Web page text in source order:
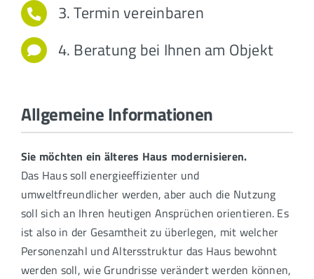
3. Termin vereinbaren
4. Beratung bei Ihnen am Objekt
Allgemeine Informationen
Sie möchten ein älteres Haus modernisieren.
Das Haus soll energieeffizienter und
umweltfreundlicher werden, aber auch die Nutzung
soll sich an Ihren heutigen Ansprüchen orientieren. Es
ist also in der Gesamtheit zu überlegen, mit welcher
Personenzahl und Altersstruktur das Haus bewohnt
werden soll, wie Grundrisse verändert werden können,